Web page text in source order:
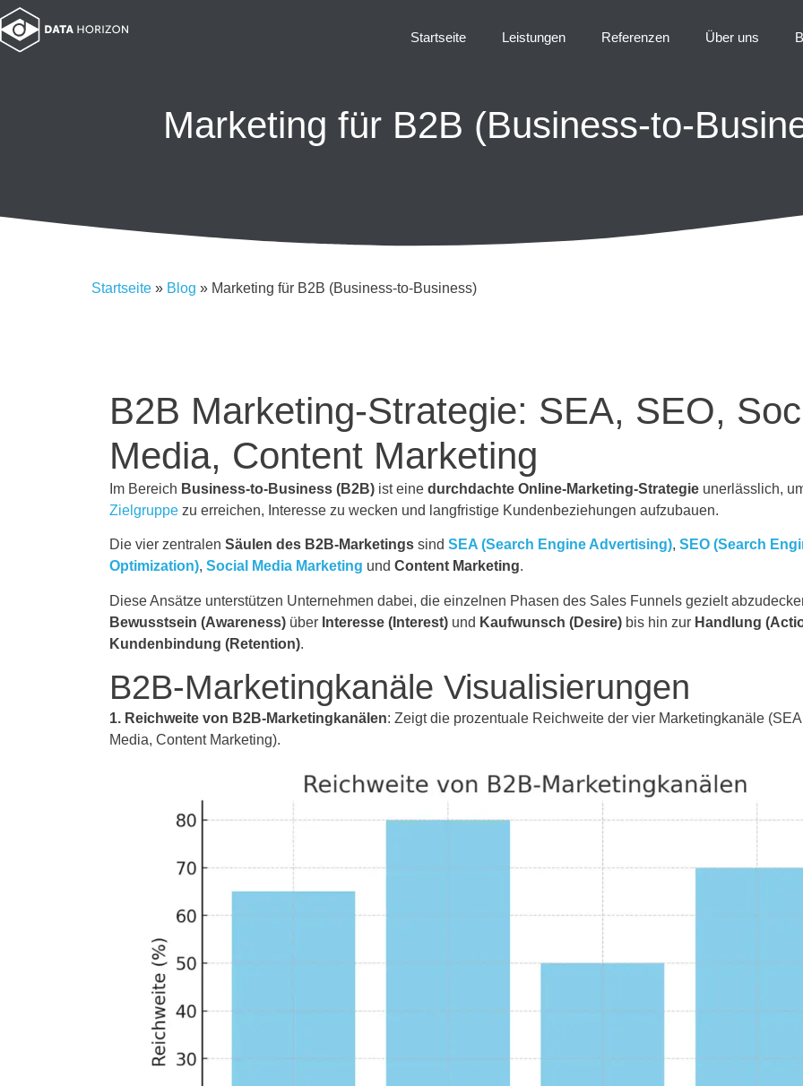
Startseite Leistungen Referenzen Über uns
Marketing für B2B (Business-to-
Startseite » Blog » Marketing für B2B (Business-to-Business)
B2B Marketing-Strategie: SEA, SEO,
Media, Content Marketing
Im Bereich Business-to-Business (B2B) ist eine durchdachte Online-Marketing-Strategie unerlässlich,
Zielgruppe zu erreichen, Interesse zu wecken und langfristige Kundenbeziehungen aufzubauen.
Die vier zentralen Säulen des B2B-Marketings sind SEA (Search Engine Advertising), SEO (Search
Optimization), Social Media Marketing und Content Marketing.
Diese Ansätze unterstützen Unternehmen dabei, die einzelnen Phasen des Sales Funnels gezielt
Bewusstsein (Awareness) über Interesse (Interest) und Kaufwunsch (Desire) bis hin zur Handlung
Kundenbindung (Retention).
B2B-Marketingkanäle Visualisierungen
1. Reichweite von B2B-Marketingkanälen: Zeigt die prozentuale Reichweite der vier Marketingkanäle
Media, Content Marketing).